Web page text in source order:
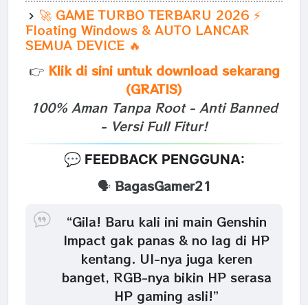
🚀 GAME TURBO TERBARU 2026 ⚡
Floating Windows & AUTO LANCAR
SEMUA DEVICE 🔥
👉 Klik di sini untuk download sekarang
(GRATIS)
100% Aman Tanpa Root - Anti Banned
- Versi Full Fitur!
💬 FEEDBACK PENGGUNA:
🗣️ BagasGamer21
“Gila! Baru kali ini main Genshin
Impact gak panas & no lag di HP
kentang. UI-nya juga keren
banget, RGB-nya bikin HP serasa
HP gaming asli!”